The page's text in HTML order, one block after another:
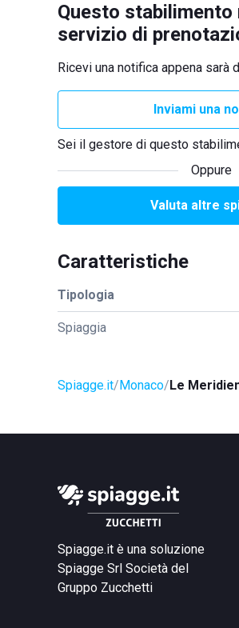
Questo stabilimento
servizio di
Ricevi una notifica appena sarà
Inviami una
Sei il gestore di questo
Oppure
Valuta altre
Caratteristiche
Tipologia
Spiaggia
Spiagge.it Monaco Le
Spiagge.it è una soluzione
Spiagge Srl Società del
Gruppo Zucchetti